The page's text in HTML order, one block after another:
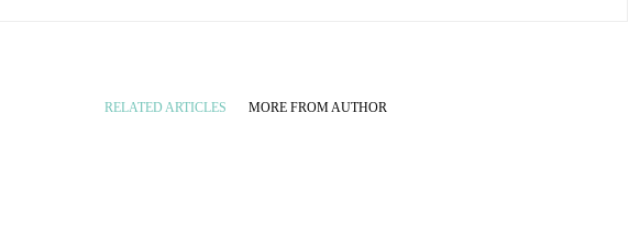
RELATED ARTICLES MORE FROM AUTHOR